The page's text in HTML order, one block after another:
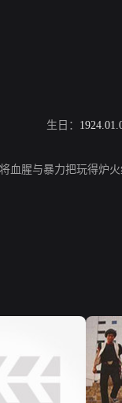
生日：
血腥与暴力把玩得炉